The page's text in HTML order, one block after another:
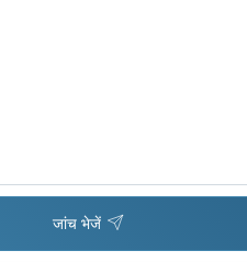
जांच भेजें